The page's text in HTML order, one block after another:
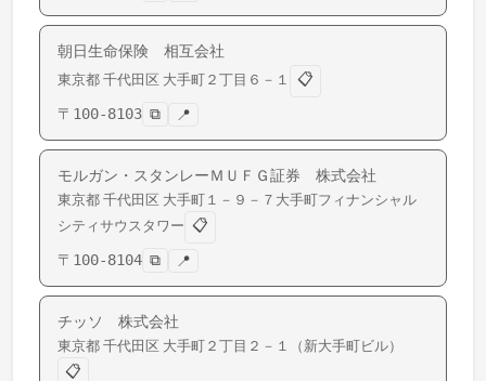
朝日生命保険 相互会社
東京都 千代田区 大手町 ２丁目６－１
📋
〒 100-8103 ⧉ 📍
モルガン・スタンレーＭＵＦＧ証券 株式会社
東京都 千代田区 大手町 １－９－７大手町フィナンシャル
シティサウスタワー 📋
〒 100-8104 ⧉ 📍
チッソ 株式会社
東京都 千代田区 大手町 ２丁目２－１（新大手町ビル）
📋